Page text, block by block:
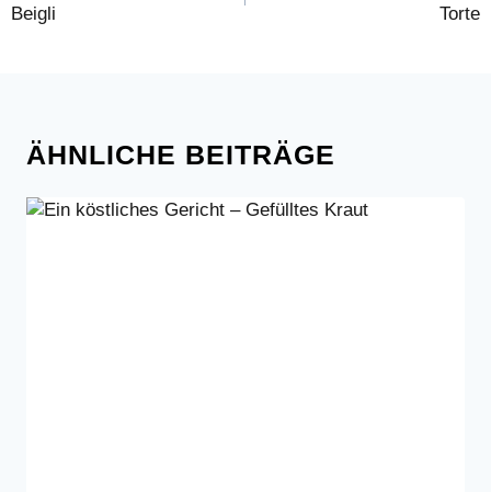
Beigli
Torte
ÄHNLICHE BEITRÄGE